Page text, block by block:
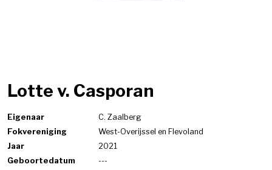
Lotte v. Casporan
Eigenaar
C. Zaalberg
Fokvereniging
West-Overijssel en Flevoland
Jaar
2021
Geboortedatum
---